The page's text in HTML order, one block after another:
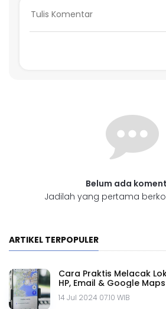
Belum ada
Jadilah yang pertama
ARTIKEL TERPOPULER
Cara Praktis Melacak
HP, Email & Google Maps
14 Jul 2024 07.10 WIB